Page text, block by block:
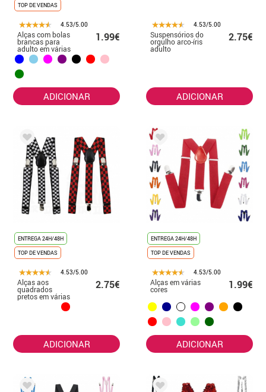
TOP DE VENDAS
4.53/5.00
Alças com bolas
brancas para
adulto em várias
cores
1.99€
ADICIONAR
4.53/5.00
Suspensórios do
orgulho arco-íris
adulto
2.75€
ADICIONAR
ENTREGA 24H/48H
TOP DE VENDAS
4.53/5.00
Alças aos
quadrados
pretos em várias
cores
2.75€
ADICIONAR
ENTREGA 24H/48H
TOP DE VENDAS
4.53/5.00
Alças em várias
cores 1.99€
ADICIONAR